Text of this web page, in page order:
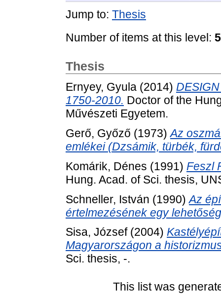
Jump to: Thesis
Number of items at this level: 5
Thesis
Ernyey, Gyula (2014)
1750-2010. Doctor of the
Művészeti Egyetem.
Gerő, Győző (1973)Az
emlékei (Dzsámik, türbék,
Komárik, Dénes (1991) Feszl
Hung. Acad. of Sci. thesis,
Schneller, István (1990)Az
értelmezésének egy
Sisa, József(2004)
Magyarországon a
Sci. thesis, -.
This list was